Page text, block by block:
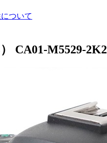
ついて
CA01-M5529-2K2